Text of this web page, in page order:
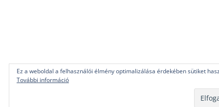
Ez a weboldal a felhasználói élmény optimalizálása érdekében sütiket
További információ